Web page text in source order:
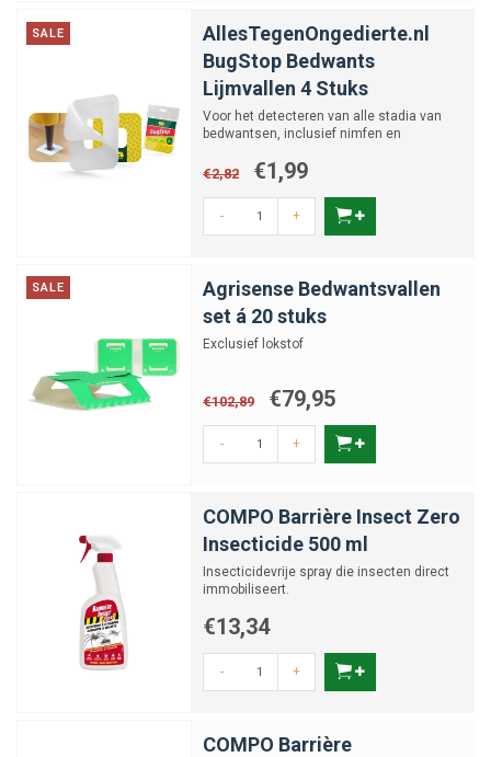
SALE
AllesTegenOngedierte.nl
BugStop Bedwants
Lijmvallen 4 Stuks
Voor het detecteren van alle stadia van
bedwantsen, inclusief nimfen en
€2,82 €1,99
- +
SALE
Agrisense Bedwantsvallen
set á 20 stuks
Exclusief lokstof
€102,89 €79,95
- +
COMPO Barrière Insect Zero
Insecticide 500 ml
Insecticidevrije spray die insecten direct
immobiliseert.
€13,34
- +
COMPO Barrière